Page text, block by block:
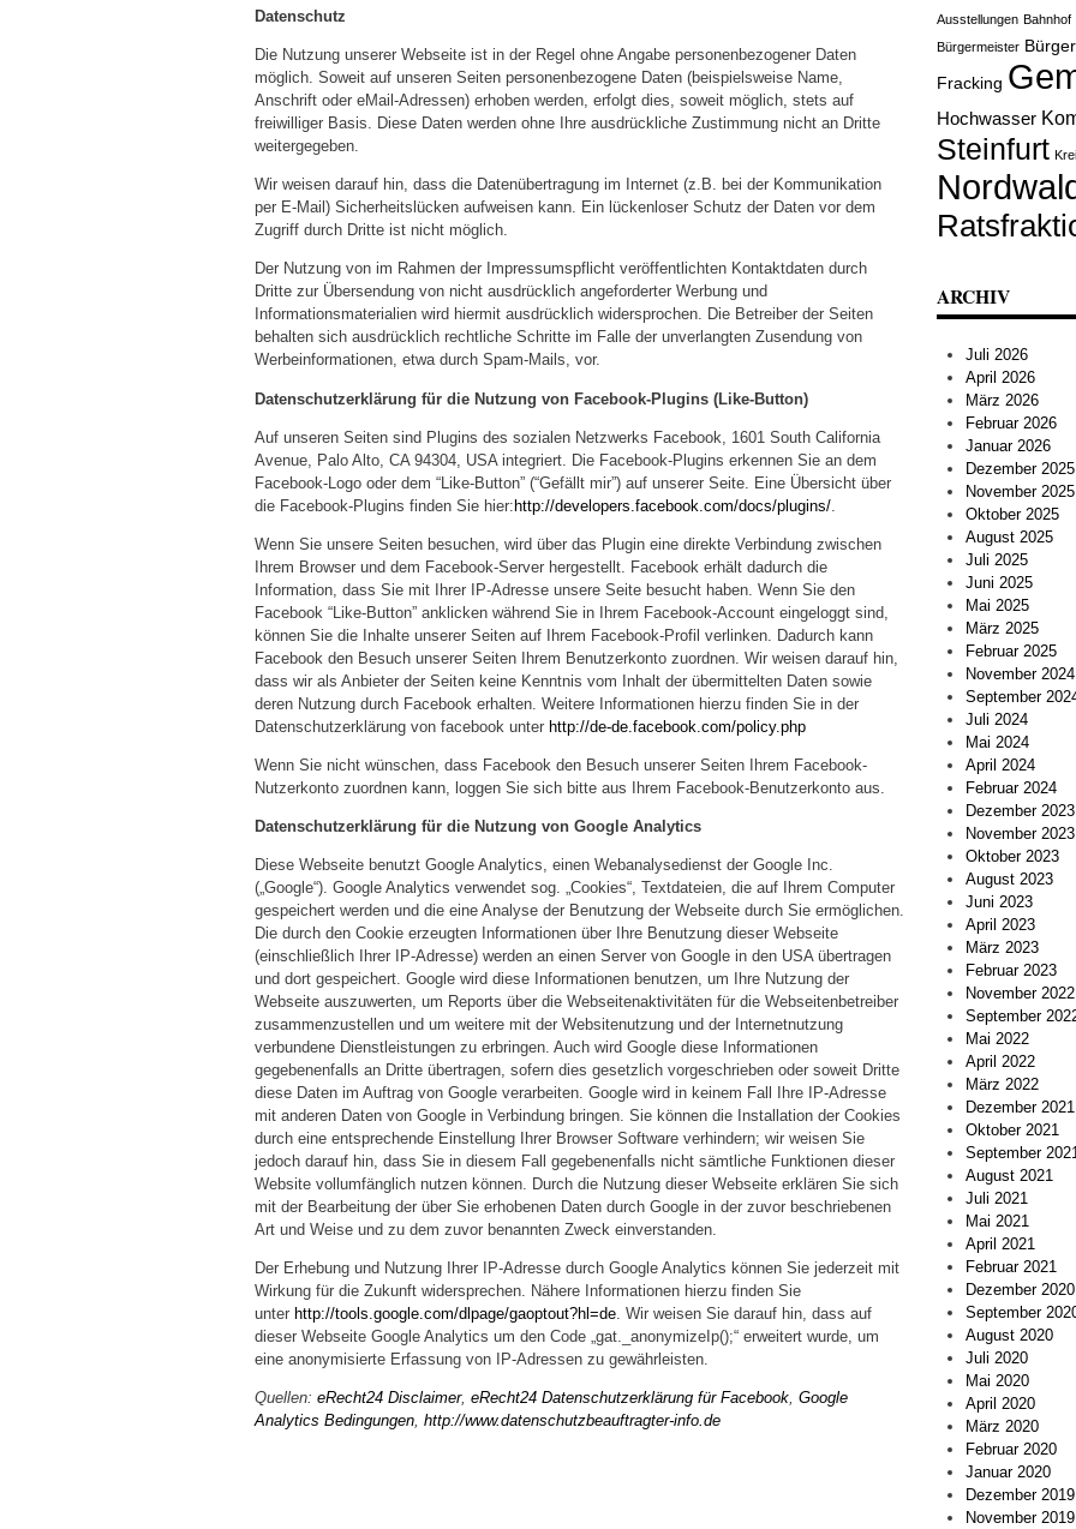
Datenschutz
Die Nutzung unserer Webseite ist in der Regel ohne Angabe personenbezogener Daten
möglich. Soweit auf unseren Seiten personenbezogene Daten (beispielsweise Name,
Anschrift oder eMail-Adressen) erhoben werden, erfolgt dies, soweit möglich, stets auf
freiwilliger Basis. Diese Daten werden ohne Ihre ausdrückliche Zustimmung nicht an Dritte
weitergegeben.
Wir weisen darauf hin, dass die Datenübertragung im Internet (z.B. bei der Kommunikation
per E-Mail) Sicherheitslücken aufweisen kann. Ein lückenloser Schutz der Daten vor dem
Zugriff durch Dritte ist nicht möglich.
Der Nutzung von im Rahmen der Impressumspflicht veröffentlichten Kontaktdaten durch
Dritte zur Übersendung von nicht ausdrücklich angeforderter Werbung und
Informationsmaterialien wird hiermit ausdrücklich widersprochen. Die Betreiber der Seiten
behalten sich ausdrücklich rechtliche Schritte im Falle der unverlangten Zusendung von
Werbeinformationen, etwa durch Spam-Mails, vor.
Datenschutzerklärung für die Nutzung von Facebook-Plugins (Like-Button)
Auf unseren Seiten sind Plugins des sozialen Netzwerks Facebook, 1601 South California
Avenue, Palo Alto, CA 94304, USA integriert. Die Facebook-Plugins erkennen Sie an dem
Facebook-Logo oder dem “Like-Button” (“Gefällt mir”) auf unserer Seite. Eine Übersicht über
die Facebook-Plugins finden Sie hier:http://developers.facebook.com/docs/plugins/
Wenn Sie unsere Seiten besuchen, wird über das Plugin eine direkte Verbindung zwischen
Ihrem Browser und dem Facebook-Server hergestellt. Facebook erhält dadurch die
Information, dass Sie mit Ihrer IP-Adresse unsere Seite besucht haben. Wenn Sie den
Facebook “Like-Button” anklicken während Sie in Ihrem Facebook-Account eingeloggt sind,
können Sie die Inhalte unserer Seiten auf Ihrem Facebook-Profil verlinken. Dadurch kann
Facebook den Besuch unserer Seiten Ihrem Benutzerkonto zuordnen. Wir weisen darauf hin,
dass wir als Anbieter der Seiten keine Kenntnis vom Inhalt der übermittelten Daten sowie
deren Nutzung durch Facebook erhalten. Weitere Informationen hierzu finden Sie in der
Datenschutzerklärung von facebook unter http://de-de.facebook.com/policy.php
Wenn Sie nicht wünschen, dass Facebook den Besuch unserer Seiten Ihrem Facebook-
Nutzerkonto zuordnen kann, loggen Sie sich bitte aus Ihrem Facebook-Benutzerkonto aus.
Datenschutzerklärung für die Nutzung von Google Analytics
Diese Webseite benutzt Google Analytics, einen Webanalysedienst der Google Inc.
(„Google“). Google Analytics verwendet sog. „Cookies“, Textdateien, die auf Ihrem Computer
gespeichert werden und die eine Analyse der Benutzung der Webseite durch Sie ermöglichen.
Die durch den Cookie erzeugten Informationen über Ihre Benutzung dieser Webseite
(einschließlich Ihrer IP-Adresse) werden an einen Server von Google in den USA übertragen
und dort gespeichert. Google wird diese Informationen benutzen, um Ihre Nutzung der
Webseite auszuwerten, um Reports über die Webseitenaktivitäten für die Webseitenbetreiber
zusammenzustellen und um weitere mit der Websitenutzung und der Internetnutzung
verbundene Dienstleistungen zu erbringen. Auch wird Google diese Informationen
gegebenenfalls an Dritte übertragen, sofern dies gesetzlich vorgeschrieben oder soweit Dritte
diese Daten im Auftrag von Google verarbeiten. Google wird in keinem Fall Ihre IP-Adresse
mit anderen Daten von Google in Verbindung bringen. Sie können die Installation der Cookies
durch eine entsprechende Einstellung Ihrer Browser Software verhindern; wir weisen Sie
jedoch darauf hin, dass Sie in diesem Fall gegebenenfalls nicht sämtliche Funktionen dieser
Website vollumfänglich nutzen können. Durch die Nutzung dieser Webseite erklären Sie sich
mit der Bearbeitung der über Sie erhobenen Daten durch Google in der zuvor beschriebenen
Art und Weise und zu dem zuvor benannten Zweck einverstanden.
Der Erhebung und Nutzung Ihrer IP-Adresse durch Google Analytics können Sie jederzeit mit
Wirkung für die Zukunft widersprechen. Nähere Informationen hierzu finden Sie
unter http://tools.google.com/dlpage/gaoptout?hl=de. Wir weisen Sie darauf hin, dass auf
dieser Webseite Google Analytics um den Code „gat._anonymizeIp();“ erweitert wurde, um
eine anonymisierte Erfassung von IP-Adressen zu gewährleisten.
Quellen: eRecht24 Disclaimer, eRecht24 Datenschutzerklärung für Facebook, Google
Analytics Bedingungen, http://www.datenschutzbeauftragter-info.de
Ausstellungen Bahnhof
Bürgermeister
Fracking
Hochwasser
Steinfurt
ARCHIV
Juli 2026
April 2026
März 2026
Februar 2026
Januar 2026
Dezember 2025
November 2025
Oktober 2025
August 2025
Juli 2025
Juni 2025
Mai 2025
März 2025
Februar 2025
November 2024
September
Juli 2024
Mai 2024
April 2024
Februar 2024
Dezember 2023
November 2023
Oktober 2023
August 2023
Juni 2023
April 2023
März 2023
Februar 2023
November 2022
September
Mai 2022
April 2022
März 2022
Dezember 2021
Oktober 2021
September
August 2021
Juli 2021
Mai 2021
April 2021
Februar 2021
Dezember 2020
September
August 2020
Juli 2020
Mai 2020
April 2020
März 2020
Februar 2020
Januar 2020
Dezember 2019
November 2019